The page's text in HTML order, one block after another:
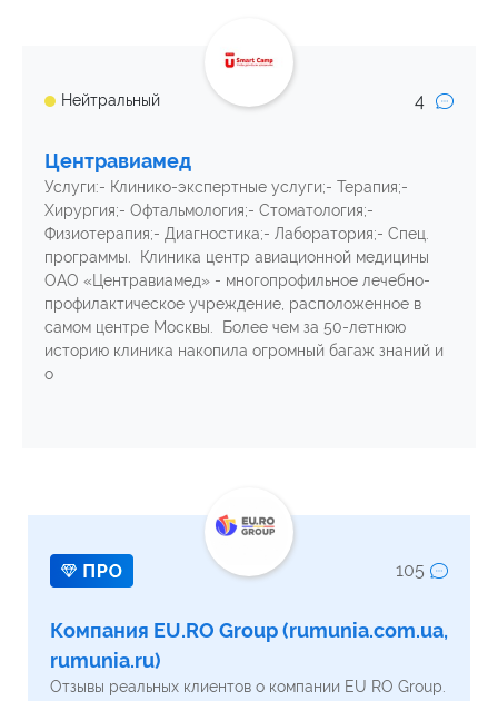
Нейтральный 4
Центравиамед
Услуги:- Клинико-экспертные услуги;- Терапия;-
Хирургия;- Офтальмология;- Стоматология;-
Физиотерапия;- Диагностика;- Лаборатория;- Спец.
программы. Клиника центр авиационной медицины
ОАО «Центравиамед» - многопрофильное лечебно-
профилактическое учреждение, расположенное в
самом центре Москвы. Более чем за 50-летнюю
историю клиника накопила огромный багаж знаний и
о
105
Компания EU.RO Group (rumunia.com.ua,
rumunia.ru)
Отзывы реальных клиентов о компании EU RO Group.